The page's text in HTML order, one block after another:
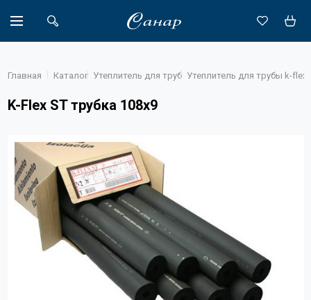
Каталог
Доставка
Новости
Объекты
О компании
Партнеры
Главная Каталог Утеплитель для труб Утеплитель для трубы k-flex
K-Flex ST трубка 108х9